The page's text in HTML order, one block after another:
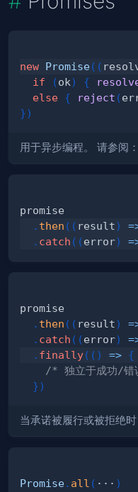
new Promise( (
if
(ok) {
else { reject (
})
用于异步编程。 请参阅：
. then ( ( result)
. catch ( (error)
. then ( ( result)
. catch ( (error)
. finally( ( ) => {
/* 独立于成功/
})
当承诺被履行或被拒绝
Promise. all ( ··· )